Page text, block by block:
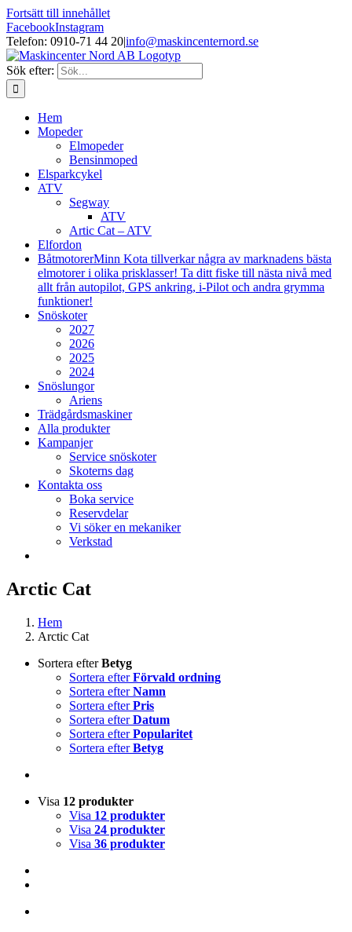
Fortsätt till innehållet
FacebookInstagram
Telefon: 0910-71 44 20|info@maskincenternord.se
Sök efter:
Hem
Mopeder
Elmopeder
Bensinmoped
Elsparkcykel
ATV
Segway
ATV
Artic Cat – ATV
Elfordon
BåtmotorerMinn Kota tillverkar några av marknadens bästa
elmotorer i olika prisklasser! Ta ditt fiske till nästa nivå med
allt från autopilot, GPS ankring, i-Pilot och andra grymma
funktioner!
Snöskoter
2027
2026
2025
2024
Snöslungor
Ariens
Trädgårdsmaskiner
Alla produkter
Kampanjer
Service snöskoter
Skoterns dag
Kontakta oss
Boka service
Reservdelar
Vi söker en mekaniker
Verkstad
Arctic Cat
Hem
Arctic Cat
Sortera efterBetyg
Sortera efterFörvald ordning
Sortera efterNamn
Sortera efterPris
Sortera efterDatum
Sortera efterPopularitet
Sortera efterBetyg
Visa 12 produkter
Visa 12 produkter
Visa 24 produkter
Visa 36 produkter